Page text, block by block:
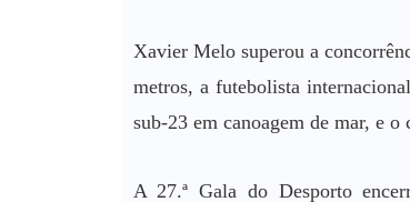
Xavier Melo superou a
metros, a futebolista
sub-23 em canoagem de mar, e
A 27.ª Gala do Desporto